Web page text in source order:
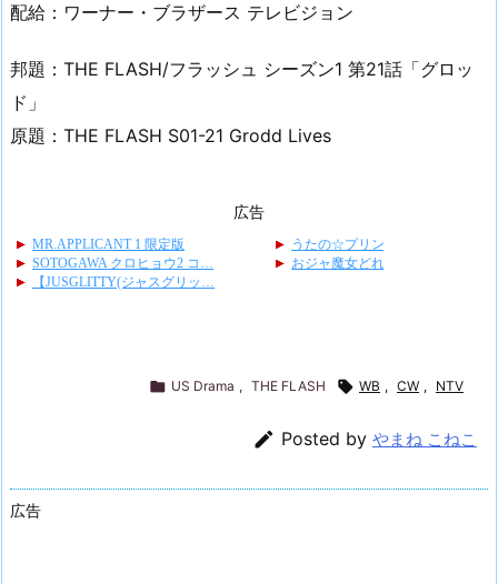
配給：ワーナー・ブラザース テレビジョン
邦題：THE FLASH/フラッシュ シーズン1 第21話「グロッ
ド」
原題：THE FLASH S01-21 Grodd Lives
広告
 US Drama , THE FLASH  WB , CW , NTV
 Posted by やまね こねこ
広告